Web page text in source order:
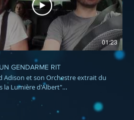
01:23
GENDARME RIT
Adison et son Orchestre extrait du
la Lumière d'Albert"
ondemand/danslalumieredalbert